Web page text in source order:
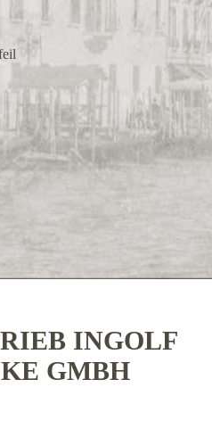
INGOLF
GMBH